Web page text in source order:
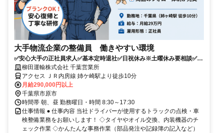
大手物流企業の整備員 働きやすい環境
✅安心大手の正社員求人✅基本定時退社✅日祝休み※土曜休み要相談✅整
備士2級以上あればOK
柳田運輸株式会社 千葉営業所
アクセス ＪＲ内房線 姉ケ崎駅より徒歩10分
月給290,000円以上
千葉県市原市
時間帯 朝、昼 勤務曜日・時間 8:30～17:30
仕事情報 ● 仕事内容 当社ドライバーが使用するトラックの点検・車
検整備業務をお願いします！ ◇タイヤやオイル交換、内装機器のチ
ェック作業 ◇かんたんな事務作業（部品発注や記録簿の記入など）